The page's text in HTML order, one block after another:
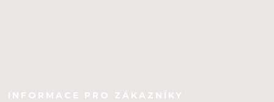
INFORMACE PRO ZÁKAZNÍKY